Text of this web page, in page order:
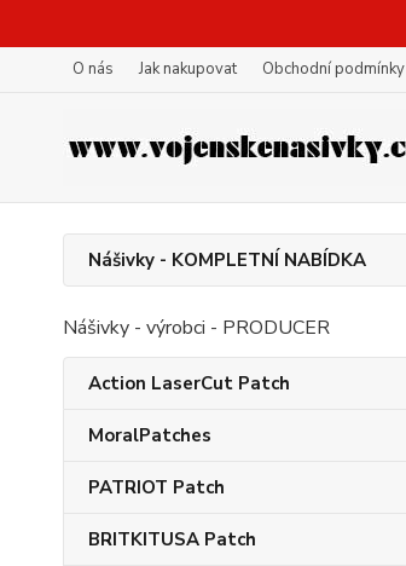
O nás Jak nakupovat Obchodní podmínky
Nášivky - KOMPLETNÍ NABÍDKA
Nášivky - výrobci - PRODUCER
Action LaserCut Patch
MoralPatches
PATRIOT Patch
BRITKITUSA Patch